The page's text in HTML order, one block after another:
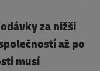
za nižší
až po
musí